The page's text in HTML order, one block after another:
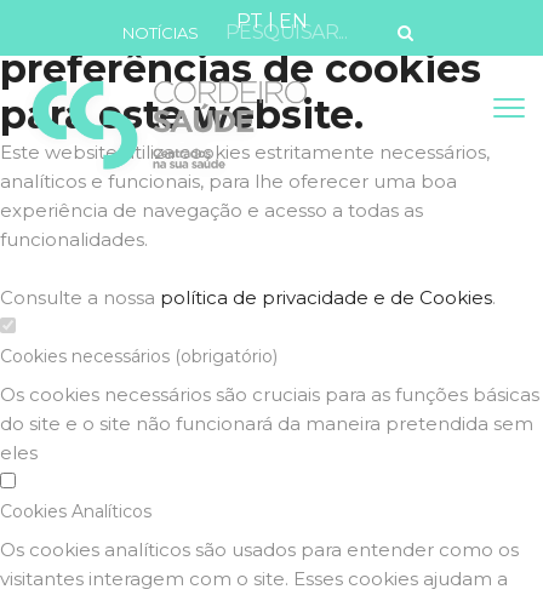
Defina as suas
preferências de cookies
para este website.
Este website utiliza cookies estritamente necessários,
analíticos e funcionais, para lhe oferecer uma boa
experiência de navegação e acesso a todas as
funcionalidades.
Consulte a nossa política de privacidade e de Cookies.
Cookies necessários (obrigatório)
Os cookies necessários são cruciais para as funções básicas
do site e o site não funcionará da maneira pretendida sem
eles
Cookies Analíticos
Os cookies analíticos são usados para entender como os
visitantes interagem com o site. Esses cookies ajudam a
PT| EN
NOTÍCIAS